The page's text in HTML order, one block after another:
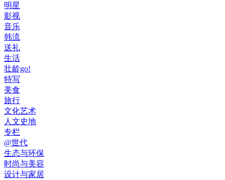
明星
影视
音乐
韩流
送礼
生活
壮龄go!
特写
美食
旅行
文化艺术
人文史地
专栏
@世代
生态与环保
时尚与美容
设计与家居